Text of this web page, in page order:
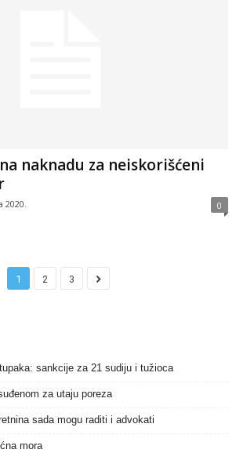
naknadu za neiskorišćeni
2020. 0
1 2 3
sankcije za 21 sudiju i tužioca
za utaju poreza
sada mogu raditi i advokati
mora